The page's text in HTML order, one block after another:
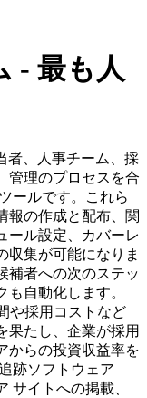
- 最も人
者、人事チーム、採
管理のプロセスを合
ールです。これら
報の作成と配布、関
ール設定、カバーレ
収集が可能になりま
補者への次のステッ
自動化します。
や採用コストなど
果たし、企業が採用
からの投資収益率を
跡ソフトウェア
サイトへの掲載、